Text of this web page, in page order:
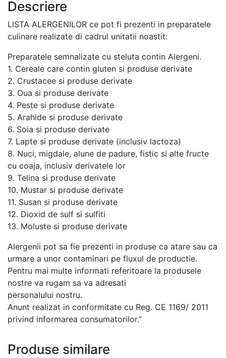
Descriere
LISTA ALERGENILOR ce pot fi prezenti in preparatele
culinare realizate di cadrul unitatii noastit:
Preparatele semnalizate cu steluta contin Alergeni.
1. Cereale care contin gluten si produse derivate
2. Crustacee si produse derivate
3. Oua si produse derivate
4. Peste si produse derivate
5. Arahide si produse derivate
6. Soia si produse derivate
7. Lapte si produse derivate (inclusiv lactoza)
8. Nuci, migdale, alune de padure, fistic si alte fructe
cu coaja, inclusiv derivatele lor
9. Telina si produse derivate
10. Mustar si produse derivate
11. Susan si produse derivate
12. Dioxid de sulf si sulfiti
13. Moluste si produse derivate
Alergenii pot sa fie prezenti in produse ca atare sau ca
urmare a unor contaminari pe fluxul de productie.
Pentru mai multe informati referitoare la produsele
nostre va rugam sa va adresati
personalului nostru.
Anunt realizat in conformitate cu Reg. CE 1169/ 2011
privind informarea consumatorilor.”
Produse similare